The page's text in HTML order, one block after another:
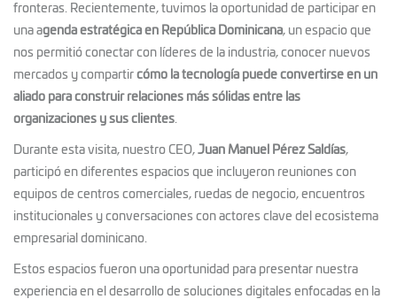
fronteras. Recientemente, tuvimos la oportunidad de participar en
una agenda estratégica en República Dominicana, un espacio que
nos permitió conectar con líderes de la industria, conocer nuevos
mercados y compartir cómo la tecnología puede convertirse en un
aliado para construir relaciones más sólidas entre las
organizaciones y sus clientes
Durante esta visita, nuestro CEO, Juan Manuel Pérez Saldías,
participó en diferentes espacios que incluyeron reuniones con
equipos de centros comerciales, ruedas de negocio, encuentros
institucionales y conversaciones con actores clave del ecosistema
empresarial dominicano.
Estos espacios fueron una oportunidad para presentar nuestra
experiencia en el desarrollo de soluciones digitales enfocadas en la